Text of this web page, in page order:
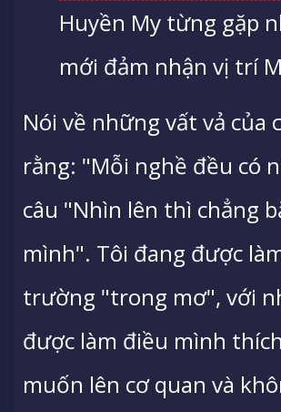
Huyền My từng gặp
mới đảm nhận vị trí
Nói về những vất vả của
rằng: "Mỗi nghề đều có
câu "Nhìn lên thì chẳng
mình". Tôi đang được
trường "trong mơ", với
được làm điều mình
muốn lên cơ quan và